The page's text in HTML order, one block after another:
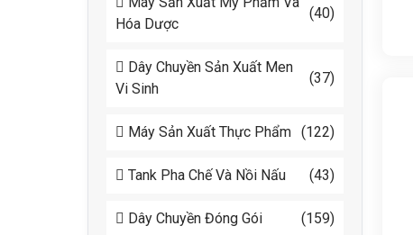
Hóa Dược
(40)
Dây Chuyền Sản Xuất Men
Vi Sinh
(37)
Máy Sản Xuất Thực Phẩm (122)
Tank Pha Chế Và Nồi Nấu (43)
Dây Chuyền Đóng Gói (159)